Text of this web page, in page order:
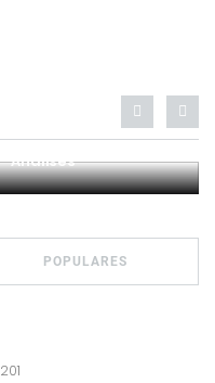
Análises
POPULARES
201